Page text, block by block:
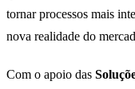
tornar processos mais
nova realidade do
Com o apoio das